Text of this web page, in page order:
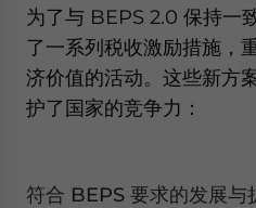
为了与 BEPS 2.0 保持一
了一系列税收激励措施，
济价值的活动。这些新方
护了国家的竞争力：
符合 BEPS 要求的发展